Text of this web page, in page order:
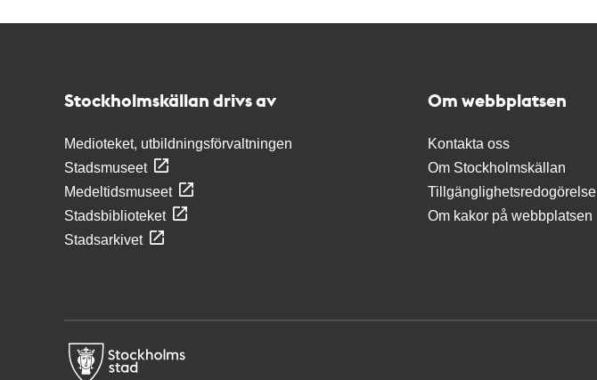
Stockholmskällan drivs av
Medioteket, utbildningsförvaltningen
Stadsmuseet
Medeltidsmuseet
Stadsbiblioteket
Stadsarkivet
Om webbplatsen
Kontakta oss
Om Stockholmskällan
Tillgänglighetsredogörelse
Om kakor på webbplatsen